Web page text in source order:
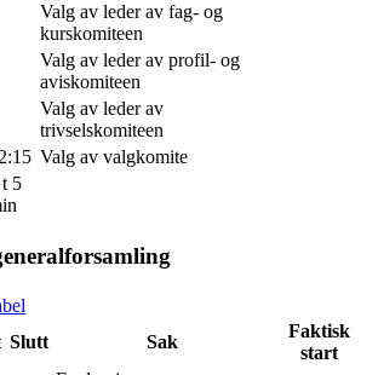
Valg av leder av fag- og
kurskomiteen
Valg av leder av profil- og
aviskomiteen
Valg av leder av
trivselskomiteen
Valg av valgkomite
5
Slutt Sak
Faktisk
start